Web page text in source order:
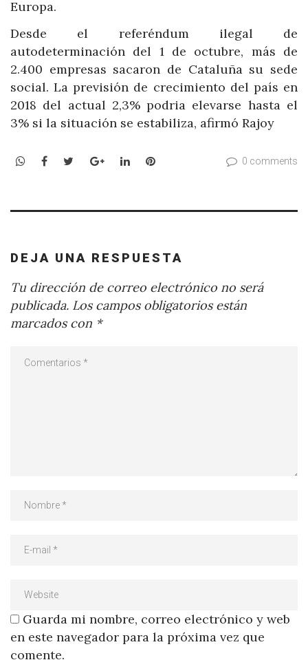
Europa.
Desde el referéndum ilegal de
autodeterminación del 1 de octubre, más de
2.400 empresas sacaron de Cataluña su sede
social. La previsión de crecimiento del país en
2018 del actual 2,3% podria elevarse hasta el
3% si la situación se estabiliza, afirmó Rajoy
WhatsApp
Facebook
TwitterGoogle+LinkedInPinterest 0 comments
DEJA UNA RESPUESTA
Tu dirección de correo electrónico no será
publicada. Los campos obligatorios están
marcados con *
Guarda mi nombre, correo electrónico y web
en este navegador para la próxima vez que
comente.